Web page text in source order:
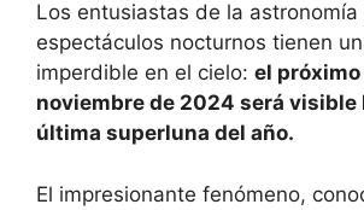
Los entusiastas de la astronomía
espectáculos nocturnos tienen
imperdible en el cielo: el próximo
noviembre de 2024 será visible
última superluna del año.
El impresionante fenómeno,